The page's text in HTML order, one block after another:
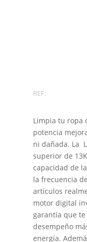
REF:
Limpia tu ropa
potencia
ni dañada. La
superior de
capacidad de
la frecuencia
artículos
motor digital
garantía que
desempeño
energía.